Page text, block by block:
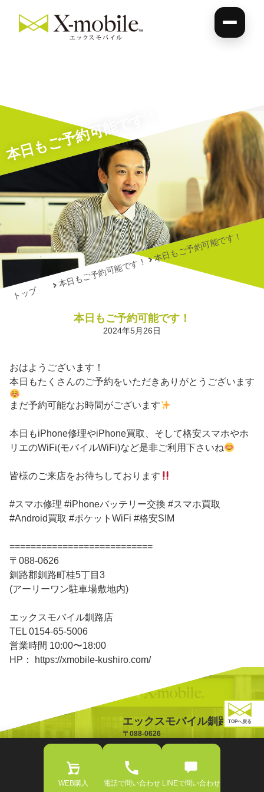
本日もご予約可能です！
トップ
本日もご予約可能です！
本日もご予約可能です！
本日もご予約可能です！
2024年5月26日
おはようございます！
本日もたくさんのご予約をいただきありがとうございます
まだ予約可能なお時間がございます
本日もiPhone修理やiPhone買取、そして格安スマホやホ
リエのWiFi(モバイルWiFi)など是非ご利用下さいね
皆様のご来店をお待ちしております
#スマホ修理 #iPhoneバッテリー交換 #スマホ買取
#Android買取 #ポケットWiFi #格安SIM
===========================
〒088-0626
釧路郡釧路町桂5丁目3
(アーリーワン駐車場敷地内)
エックスモバイル釧路店
TEL 0154-65-5006
営業時間 10:00〜18:00
HP： https://xmobile-kushiro.com/
エックスモバイル釧路店
〒088-0626
北海道釧路郡釧路町桂5丁目3
OPEN:10:00-18:00
TOPへ戻る
WEB購入 電話で問い合わせ LINEで問い合わせ